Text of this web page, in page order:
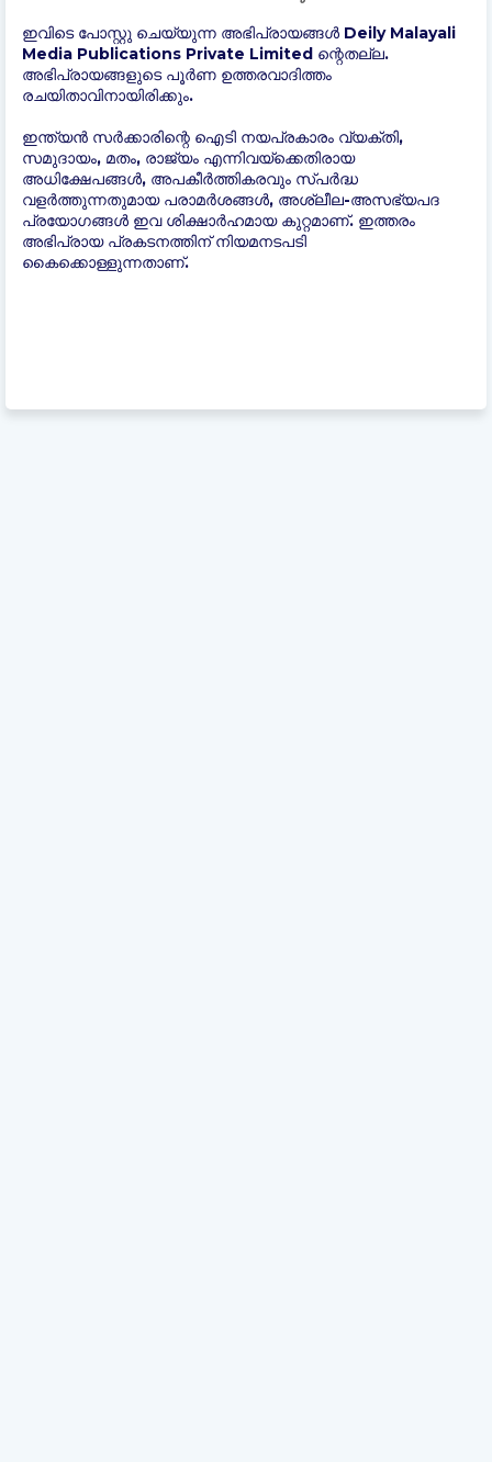
ഇവിടെ പോസ്റ്റു ചെയ്യുന്ന അഭിപ്രായങ്ങൾ Deily Malayali
Media Publications Private Limited ന്റെതല്ല.
അഭിപ്രായങ്ങളുടെ പൂർണ ഉത്തരവാദിത്തം
രചയിതാവിനായിരിക്കും.
ഇന്ത്യന്‍ സർക്കാരിന്റെ ഐടി നയപ്രകാരം വ്യക്തി,
സമുദായം, മതം, രാജ്യം എന്നിവയ്ക്കെതിരായ
അധിക്ഷേപങ്ങൾ, അപകീർത്തികരവും സ്പർദ്ധ
വളർത്തുന്നതുമായ പരാമർശങ്ങൾ, അശ്ലീല-അസഭ്യപദ
പ്രയോഗങ്ങൾ ഇവ ശിക്ഷാർഹമായ കുറ്റമാണ്. ഇത്തരം
അഭിപ്രായ പ്രകടനത്തിന് നിയമനടപടി
കൈക്കൊള്ളുന്നതാണ്.